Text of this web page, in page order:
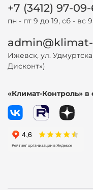
+7 (3412) 97-
пн - пт 9 до 19, сб - вс
Ижевск, ул.
Дисконт»)
«Климат-Контроль» в